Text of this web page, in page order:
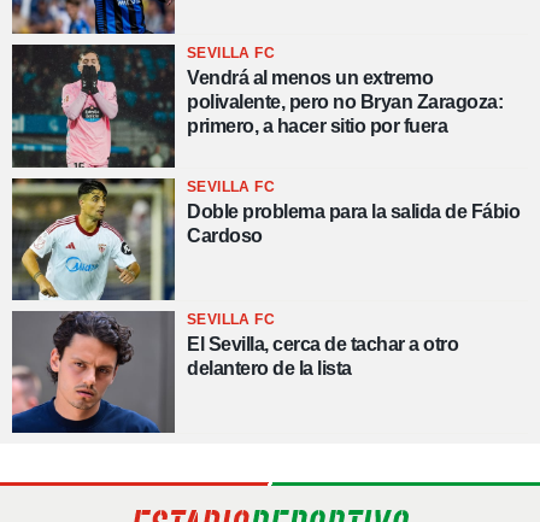
SEVILLA FC
Vendrá al menos un extremo
polivalente, pero no Bryan Zaragoza:
primero, a hacer sitio por fuera
SEVILLA FC
Doble problema para la salida de Fábio
Cardoso
SEVILLA FC
El Sevilla, cerca de tachar a otro
delantero de la lista